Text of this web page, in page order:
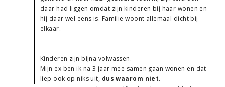
daar had liggen omdat zijn kinderen bij haar wonen en
hij daar wel eens is. Familie woont allemaal dicht bij
elkaar.
Kinderen zijn bijna volwassen.
Mijn ex ben ik na 3 jaar mee samen gaan wonen en dat
liep ook op niks uit, dus waarom niet.